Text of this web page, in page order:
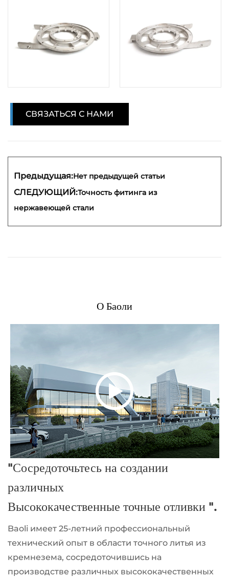
СВЯЗАТЬСЯ С НАМИ
Предыдущая:Нет предыдущей статьи
СЛЕДУЮЩИЙ:Точность фитинга из
нержавеющей стали
О Баоли
"Сосредоточьтесь на создании
различных
Высококачественные точные отливки ".
Baoli имеет 25-летний профессиональный
технический опыт в области точного литья из
кремнезема, сосредоточившись на
производстве различных высококачественных